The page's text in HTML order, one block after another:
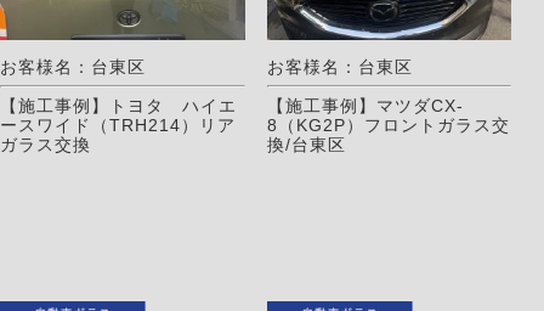
お客様名：台東区
【施工事例】トヨタ ハイエ
ースワイド（TRH214）リア
ガラス交換
お客様名：台東区
【施工事例】マツダCX-
8（KG2P）フロントガラス交
換/台東区